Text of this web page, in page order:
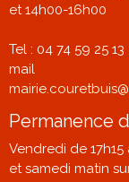
et 14h00-16h00
Tel : 04 74 59 25 13
mail
Permanence
Vendredi de 17h15
et samedi matin